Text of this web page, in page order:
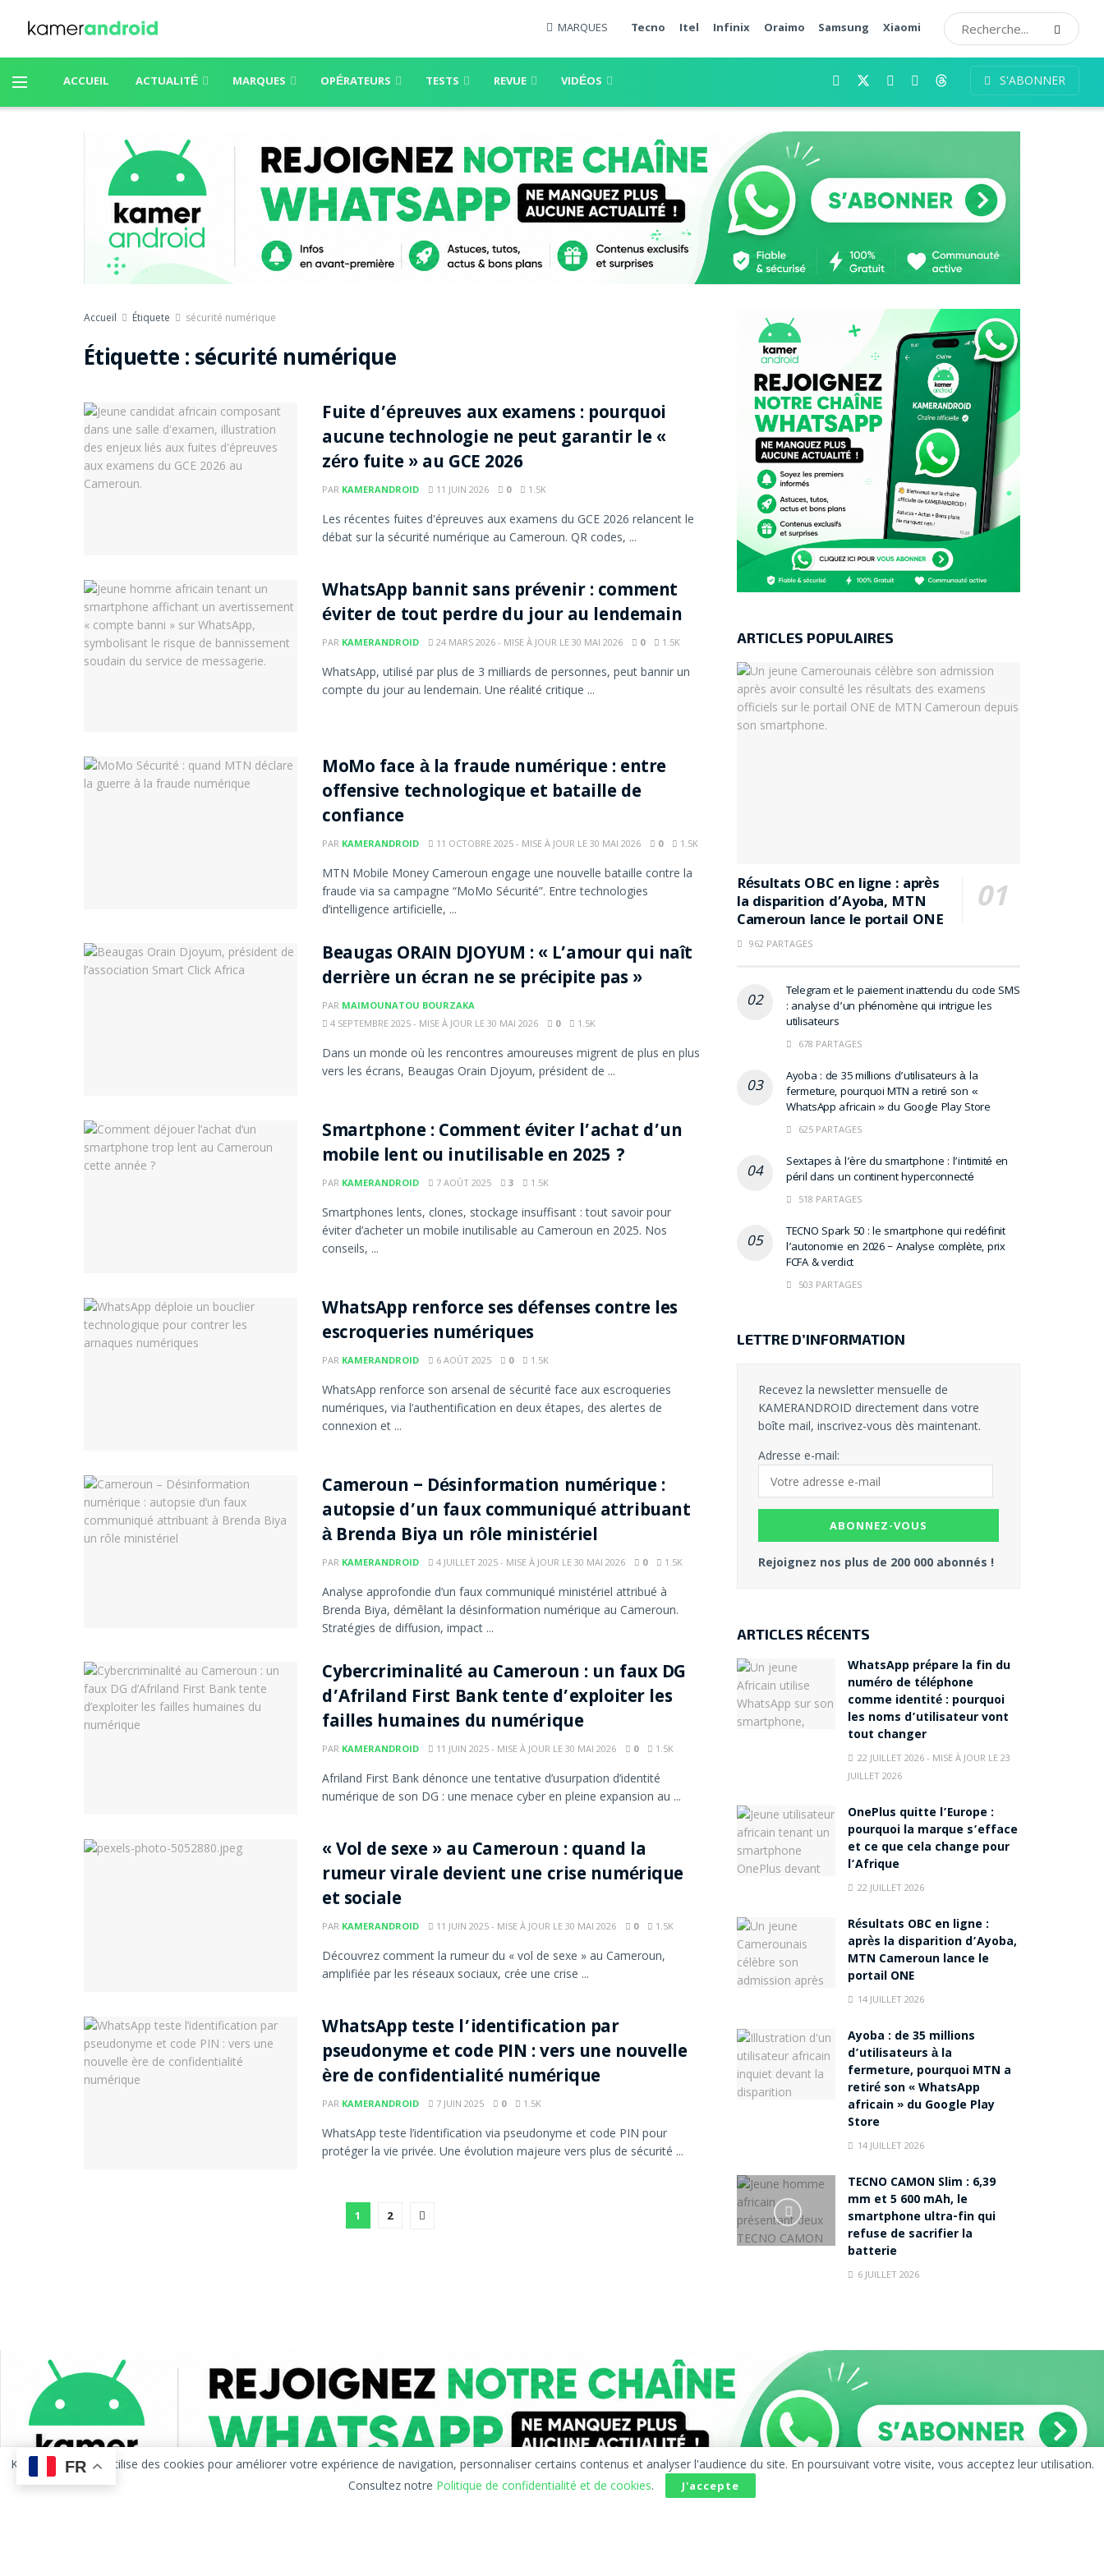
MARQUES Tecno Itel Infinix Oraimo Samsung Xiaomi
ACCUEIL ACTUALITÉ MARQUES OPÉRATEURS TESTS REVUE VIDÉOS S'ABONNER
Accueil Étiquete sécurité numérique
Étiquette : sécurité numérique
Fuite d’épreuves aux examens : pourquoi
aucune technologie ne peut garantir le «
zéro fuite » au GCE 2026
PAR KAMERANDROID 11 JUIN 2026 0 1.5K
Les récentes fuites d'épreuves aux examens du GCE 2026 relancent le
débat sur la sécurité numérique au Cameroun. QR codes, ...
WhatsApp bannit sans prévenir : comment
éviter de tout perdre du jour au lendemain
PAR KAMERANDROID 24 MARS 2026 - MISE À JOUR LE 30 MAI 2026 0 1.5K
WhatsApp, utilisé par plus de 3 milliards de personnes, peut bannir un
compte du jour au lendemain. Une réalité critique ...
MoMo face à la fraude numérique : entre
offensive technologique et bataille de
confiance
PAR KAMERANDROID 11 OCTOBRE 2025 - MISE À JOUR LE 30 MAI 2026 0 1.5K
MTN Mobile Money Cameroun engage une nouvelle bataille contre la
fraude via sa campagne “MoMo Sécurité”. Entre technologies
d’intelligence artificielle, ...
Beaugas ORAIN DJOYUM : « L’amour qui naît
derrière un écran ne se précipite pas »
PAR MAIMOUNATOU BOURZAKA
4 SEPTEMBRE 2025 - MISE À JOUR LE 30 MAI 2026
0 1.5K
Dans un monde où les rencontres amoureuses migrent de plus en plus
vers les écrans, Beaugas Orain Djoyum, président de ...
Smartphone : Comment éviter l’achat d’un
mobile lent ou inutilisable en 2025 ?
PAR KAMERANDROID 7 AOÛT 2025 3 1.5K
Smartphones lents, clones, stockage insuffisant : tout savoir pour
éviter d’acheter un mobile inutilisable au Cameroun en 2025. Nos
conseils, ...
WhatsApp renforce ses défenses contre les
escroqueries numériques
PAR KAMERANDROID 6 AOÛT 2025 0 1.5K
WhatsApp renforce son arsenal de sécurité face aux escroqueries
numériques, via l’authentification en deux étapes, des alertes de
connexion et ...
Cameroun – Désinformation numérique :
autopsie d’un faux communiqué attribuant
à Brenda Biya un rôle ministériel
PAR KAMERANDROID 4 JUILLET 2025 - MISE À JOUR LE 30 MAI 2026 0 1.5K
Analyse approfondie d’un faux communiqué ministériel attribué à
Brenda Biya, démêlant la désinformation numérique au Cameroun.
Stratégies de diffusion, impact ...
Cybercriminalité au Cameroun : un faux DG
d’Afriland First Bank tente d’exploiter les
failles humaines du numérique
PAR KAMERANDROID 11 JUIN 2025 - MISE À JOUR LE 30 MAI 2026 0 1.5K
Afriland First Bank dénonce une tentative d’usurpation d’identité
numérique de son DG : une menace cyber en pleine expansion au ...
« Vol de sexe » au Cameroun : quand la
rumeur virale devient une crise numérique
et sociale
PAR KAMERANDROID 11 JUIN 2025 - MISE À JOUR LE 30 MAI 2026 0 1.5K
Découvrez comment la rumeur du « vol de sexe » au Cameroun,
amplifiée par les réseaux sociaux, crée une crise ...
WhatsApp teste l’identification par
pseudonyme et code PIN : vers une nouvelle
ère de confidentialité numérique
PAR KAMERANDROID 7 JUIN 2025 0 1.5K
WhatsApp teste l’identification via pseudonyme et code PIN pour
protéger la vie privée. Une évolution majeure vers plus de sécurité ...
1 2
ARTICLES POPULAIRES
Résultats OBC en ligne : après
la disparition d’Ayoba, MTN
Cameroun lance le portail ONE
962 PARTAGES
Telegram et le paiement inattendu du code SMS
: analyse d’un phénomène qui intrigue les
utilisateurs
678 PARTAGES
Ayoba : de 35 millions d’utilisateurs à la
fermeture, pourquoi MTN a retiré son «
WhatsApp africain » du Google Play Store
625 PARTAGES
Sextapes à l’ère du smartphone : l’intimité en
péril dans un continent hyperconnecté
518 PARTAGES
TECNO Spark 50 : le smartphone qui redéfinit
l’autonomie en 2026 – Analyse complète, prix
FCFA & verdict
503 PARTAGES
LETTRE D’INFORMATION
Recevez la newsletter mensuelle de
KAMERANDROID directement dans votre
boîte mail, inscrivez-vous dès maintenant.
Adresse e-mail:
Rejoignez nos plus de 200 000 abonnés !
ARTICLES RÉCENTS
WhatsApp prépare la fin du
numéro de téléphone
comme identité : pourquoi
les noms d’utilisateur vont
tout changer
22 JUILLET 2026 - MISE À JOUR LE 23
JUILLET 2026
OnePlus quitte l’Europe :
pourquoi la marque s’efface
et ce que cela change pour
l’Afrique
22 JUILLET 2026
Résultats OBC en ligne :
après la disparition d’Ayoba,
MTN Cameroun lance le
portail ONE
14 JUILLET 2026
Ayoba : de 35 millions
d’utilisateurs à la
fermeture, pourquoi MTN a
retiré son « WhatsApp
africain » du Google Play
Store
14 JUILLET 2026
TECNO CAMON Slim : 6,39
mm et 5 600 mAh, le
smartphone ultra-fin qui
refuse de sacrifier la
batterie
6 JUILLET 2026
FR
KAMERANDROID utilise des cookies pour améliorer votre expérience de navigation, personnaliser certains contenus et analyser l'audience du site. En poursuivant votre visite, vous acceptez leur utilisation.
Consultez notre Politique de confidentialité et de cookies. J'accepte